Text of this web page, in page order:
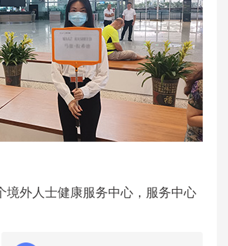
外人士健康服务中心，服务中心